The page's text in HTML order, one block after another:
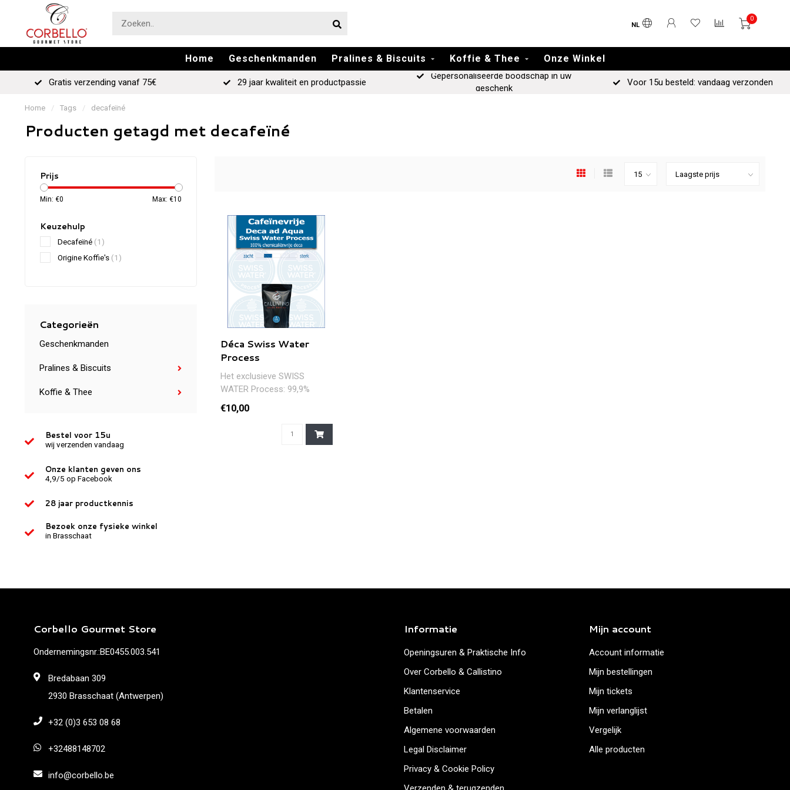
NL
0
Home Geschenkmanden Pralines & Biscuits Koffie & Thee Onze Winkel
Gratis verzending vanaf 75€ 29 jaar kwaliteit en productpassie
Gepersonaliseerde boodschap in uw
geschenk
Voor 15u besteld: vandaag verzonden
Home / Tags / decafeïné
Producten getagd met decafeïné
Prijs
Min: €0 Max: €10
Keuzehulp
Decafeïné (1)
Origine Koffie's (1)
Categorieën
Geschenkmanden
Pralines & Biscuits
Koffie & Thee
Bestel voor 15u
wij verzenden vandaag
Onze klanten geven ons
4,9/5 op Facebook
28 jaar productkennis
Bezoek onze fysieke winkel
in Brasschaat
Déca Swiss Water
Process
Het exclusieve SWISS
WATER Process: 99,9%
cafeïnevrij dankzij water en
stoom....
€10,00
Corbello Gourmet Store
Ondernemingsnr.:BE0455.003.541
Bredabaan 309
2930 Brasschaat (Antwerpen)
+32 (0)3 653 08 68
+32488148702
info@corbello.be
Informatie
Openingsuren & Praktische Info
Over Corbello & Callistino
Klantenservice
Betalen
Algemene voorwaarden
Legal Disclaimer
Privacy & Cookie Policy
Mijn account
Account informatie
Mijn bestellingen
Mijn tickets
Mijn verlanglijst
Vergelijk
Alle producten